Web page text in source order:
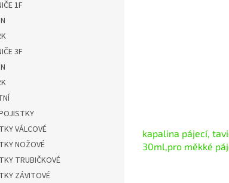
1F
3F
VÁLCOVÉ
NOŽOVÉ
TRUBIČKOVÉ
ZÁVITOVÉ
kapalina pájecí,
30ml,pro měkké